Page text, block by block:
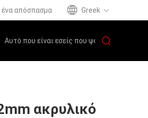
ένα απόσπασμα Greek
ακρυλικό